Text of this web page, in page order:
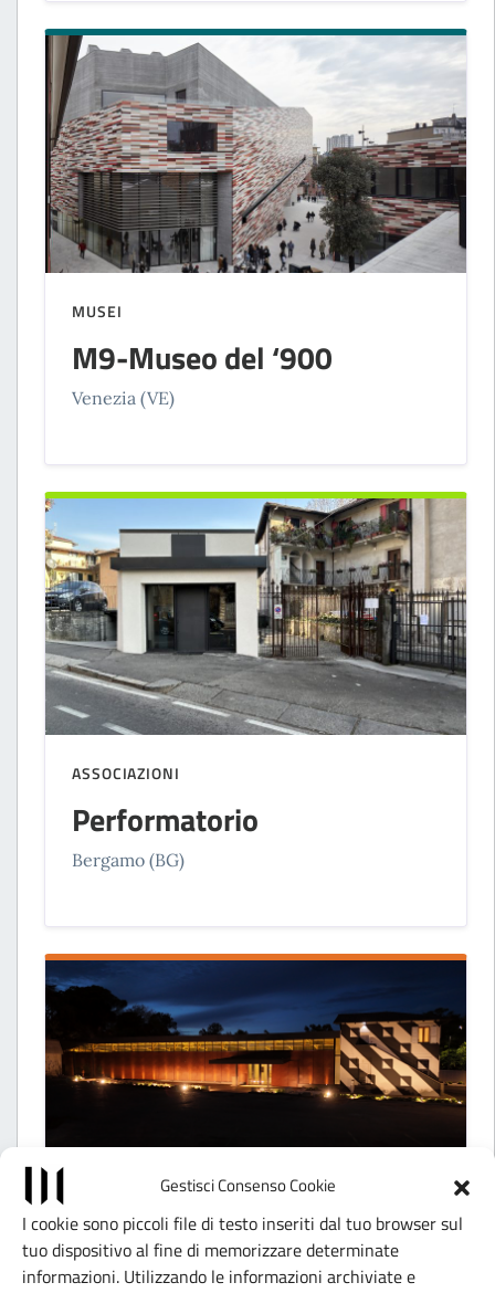
Gestisci Consenso Cookie
I cookie sono piccoli file di testo inseriti dal tuo browser sul
tuo dispositivo al fine di memorizzare determinate
informazioni. Utilizzando le informazioni archiviate e
MUSEI
M9-Museo del ‘900
Venezia (VE)
ASSOCIAZIONI
Performatorio
Bergamo (BG)
FONDAZIONI
Fondazione D’ARC